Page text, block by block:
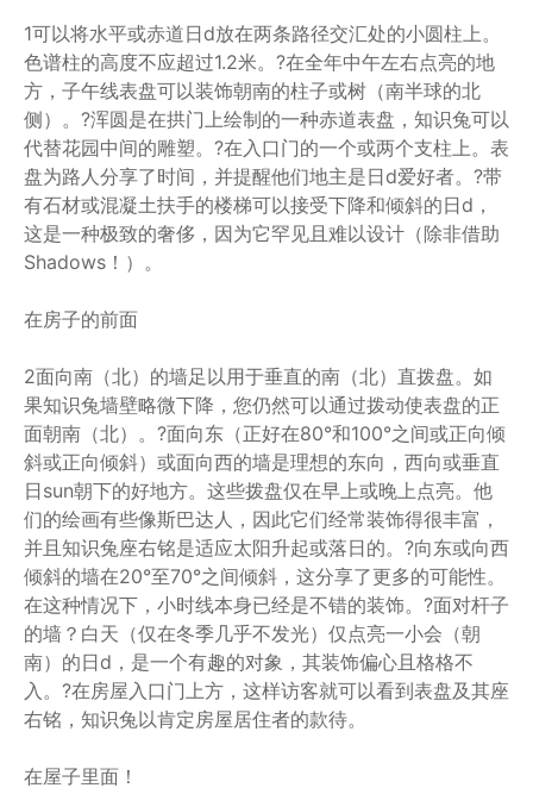
1可以将水平或赤道日d放在两条路径交汇处的小圆柱上。
色谱柱的高度不应超过1.2米。?在全年中午左右点亮的地
方，子午线表盘可以装饰朝南的柱子或树（南半球的北
侧）。?浑圆是在拱门上绘制的一种赤道表盘，知识兔可以
代替花园中间的雕塑。?在入口门的一个或两个支柱上。表
盘为路人分享了时间，并提醒他们地主是日d爱好者。?带
有石材或混凝土扶手的楼梯可以接受下降和倾斜的日d，
这是一种极致的奢侈，因为它罕见且难以设计（除非借助
Shadows！）。
在房子的前面
2面向南（北）的墙足以用于垂直的南（北）直拨盘。如
果知识兔墙壁略微下降，您仍然可以通过拨动使表盘的正
面朝南（北）。?面向东（正好在80°和100°之间或正向倾
斜或正向倾斜）或面向西的墙是理想的东向，西向或垂直
日sun朝下的好地方。这些拨盘仅在早上或晚上点亮。他
们的绘画有些像斯巴达人，因此它们经常装饰得很丰富，
并且知识兔座右铭是适应太阳升起或落日的。?向东或向西
倾斜的墙在20°至70°之间倾斜，这分享了更多的可能性。
在这种情况下，小时线本身已经是不错的装饰。?面对杆子
的墙？白天（仅在冬季几乎不发光）仅点亮一小会（朝
南）的日d，是一个有趣的对象，其装饰偏心且格格不
入。?在房屋入口门上方，这样访客就可以看到表盘及其座
右铭，知识兔以肯定房屋居住者的款待。
在屋子里面！